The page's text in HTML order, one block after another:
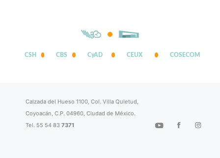
CSH CBS CyAD CEUX COSECOM
Calzada del Hueso 1100, Col. Villa Quietud,
Coyoacán, C.P. 04960, Ciudad de México.
Tel. 55 54 837371